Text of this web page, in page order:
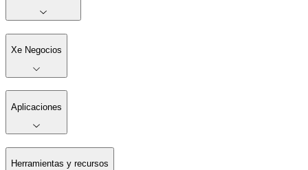
Xe Negocios
Aplicaciones
Herramientas y recursos